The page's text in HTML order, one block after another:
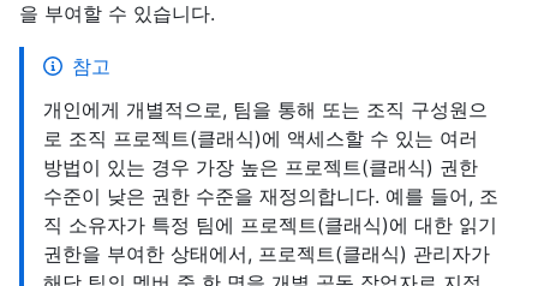
을 부여할 수 있습니다.
참고
개인에게 개별적으로, 팀을 통해 또는 조직 구성원으
로 조직 프로젝트(클래식)에 액세스할 수 있는 여러
방법이 있는 경우 가장 높은 프로젝트(클래식) 권한
수준이 낮은 권한 수준을 재정의합니다. 예를 들어, 조
직 소유자가 특정 팀에 프로젝트(클래식)에 대한 읽기
권한을 부여한 상태에서, 프로젝트(클래식) 관리자가